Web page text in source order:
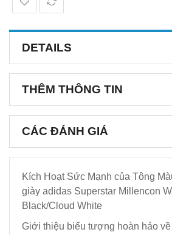
DETAILS
THÊM THÔNG TIN
CÁC ĐÁNH GIÁ
Kích Hoạt Sức Mạnh của Tông
giày adidas Superstar Millencon
Black/Cloud White
Giới thiệu biểu tượng hoàn hảo